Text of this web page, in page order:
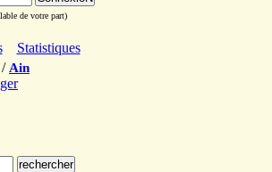
de votre part)
Statistiques
/ Ain